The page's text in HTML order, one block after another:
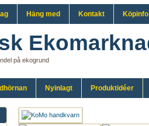
Häng med Kontakt Köpinfo
på ekogrund
Nyinlagt Produktidéer